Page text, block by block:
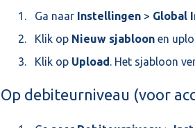
Ga naar Instellingen> Global
Klik op Nieuw sjabloonen
Klik op Upload . Het sjabloon
Op debiteurniveau (voor